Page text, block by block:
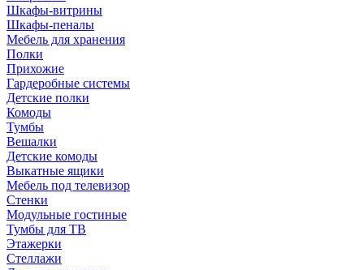
Шкафы-витрины
Шкафы-пеналы
Мебель для хранения
Полки
Прихожие
Гардеробные системы
Детские полки
Комоды
Тумбы
Вешалки
Детские комоды
Выкатные ящики
Мебель под телевизор
Стенки
Модульные гостиные
Тумбы для ТВ
Этажерки
Стеллажи